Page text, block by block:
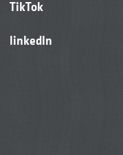
TikTok
linkedIn